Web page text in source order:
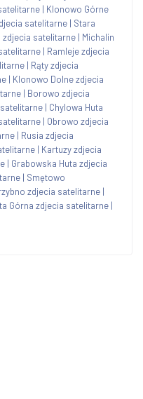
| Klonowo Górne
satelitarne | Stara
zdjecia satelitarne | Michalin
| Ramleje zdjecia
| Rąty zdjecia
| Klonowo Dolne zdjecia
| Borowo zdjecia
| Chylowa Huta
| Obrowo zdjecia
| Rusia zdjecia
| Kartuzy zdjecia
| Grabowska Huta zdjecia
| Smętowo
zdjecia satelitarne |
Górna zdjecia satelitarne |